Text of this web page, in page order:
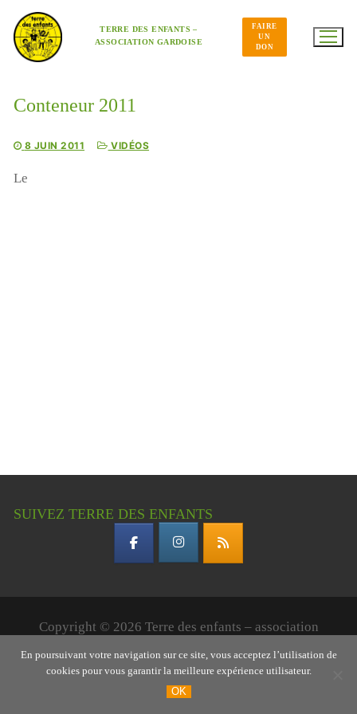
contenu
TERRE DES ENFANTS –
ASSOCIATION GARDOISE
FAIRE
UN
DON
Conteneur 2011
8 JUIN 2011 VIDÉOS
Le
SUIVEZ TERRE DES ENFANTS
Copyright © 2026 Terre des enfants – association
gardoise
En poursuivant votre navigation sur ce site, vous acceptez l’utilisation de
cookies pour vous garantir la meilleure expérience utilisateur.
OK